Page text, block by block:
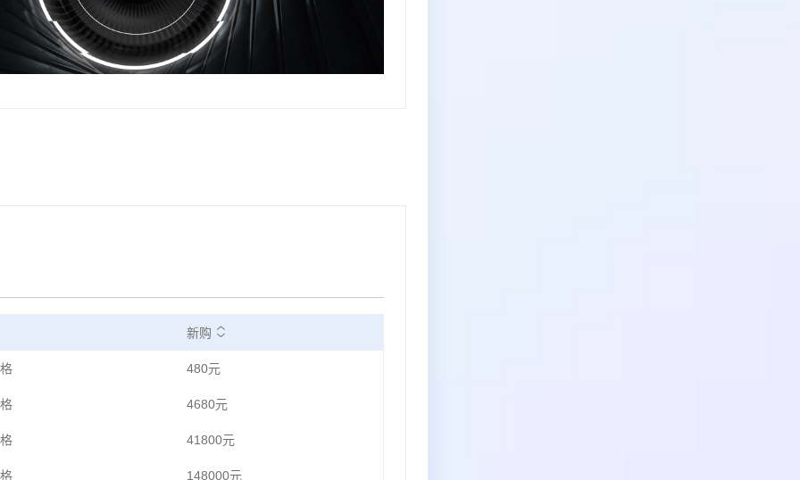
新购
480元
4680元
41800元
148000元